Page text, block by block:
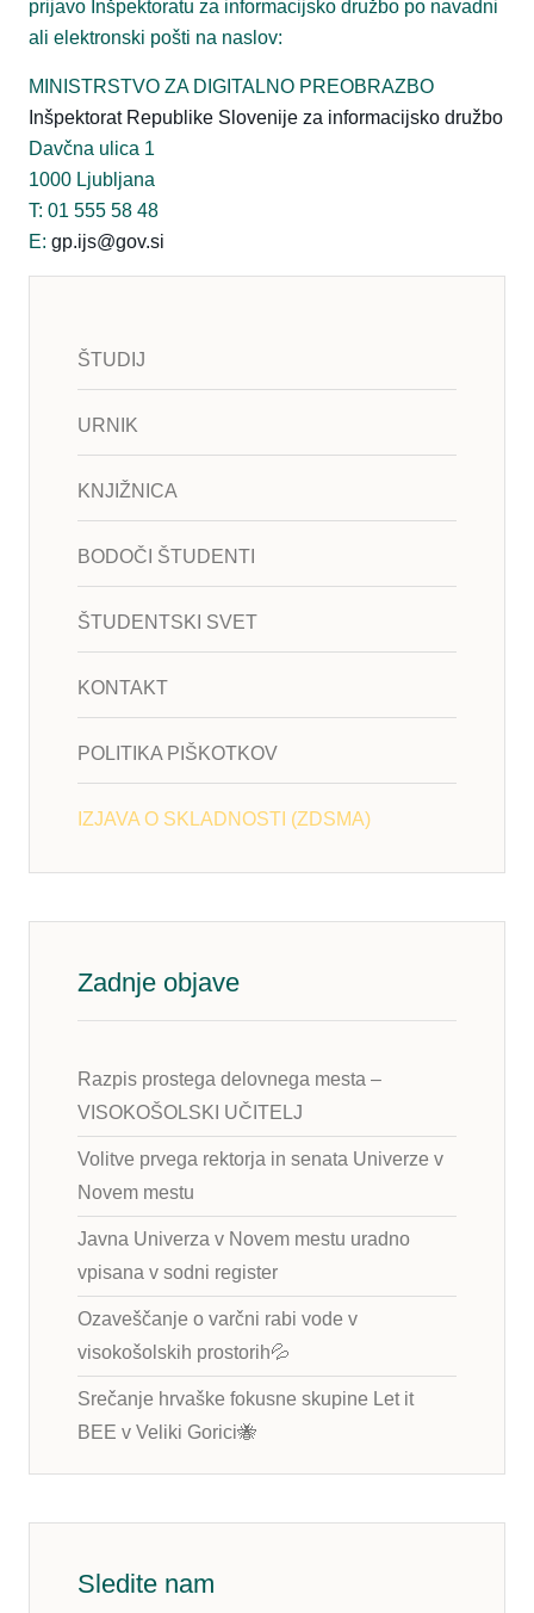
prijavo Inšpektoratu za informacijsko družbo po navadni
ali elektronski pošti na naslov:
MINISTRSTVO ZA DIGITALNO PREOBRAZBO
Inšpektorat Republike Slovenije za informacijsko družbo
Davčna ulica 1
1000 Ljubljana
T: 01 555 58 48
E: gp.ijs@gov.si
ŠTUDIJ
URNIK
KNJIŽNICA
BODOČI ŠTUDENTI
ŠTUDENTSKI SVET
KONTAKT
POLITIKA PIŠKOTKOV
IZJAVA O SKLADNOSTI (ZDSMA)
Zadnje objave
Razpis prostega delovnega mesta –
VISOKOŠOLSKI UČITELJ
Volitve prvega rektorja in senata Univerze v
Novem mestu
Javna Univerza v Novem mestu uradno
vpisana v sodni register
Ozaveščanje o varčni rabi vode v
visokošolskih prostorih💦
Srečanje hrvaške fokusne skupine Let it
BEE v Veliki Gorici🐝
Sledite nam